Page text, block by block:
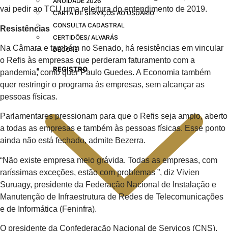
CARTA DE SERVIÇOS AO USUÁRIO
CONSULTA CADASTRAL
CERTIDÕES/ ALVARÁS
DECORE
REGISTRO
vai pedir ao TCU uma releitura do entendimento de 2019.
Resistências
Na Câmara e também no Senado, há resistências em vincular
o Refis às empresas que perderam faturamento com a
pandemia, como quer Paulo Guedes. A Economia também
quer restringir o programa às empresas, sem alcançar as
pessoas físicas.
Parlamentares pressionam para que o Refis seja amplo, aberto
a todas as empresas e também às pessoas físicas. Esse ponto
ainda não está fechado, admite Bezerra.
“Não existe empresa meio grávida. Todas as empresas, com
raríssimas exceções, estão com problemas ”, diz Vivien
Suruagy, presidente da Federação Nacional de Instalação e
Manutenção de Infraestrutura de Redes de Telecomunicações
e de Informática (Feninfra).
O presidente da Confederação Nacional de Serviços (CNS),